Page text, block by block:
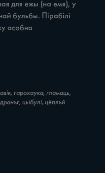
для ежы (на емя), у
бульбы. Пірабілі
асобна
гарохаука, гламаць,
цьібулі, цёплъй